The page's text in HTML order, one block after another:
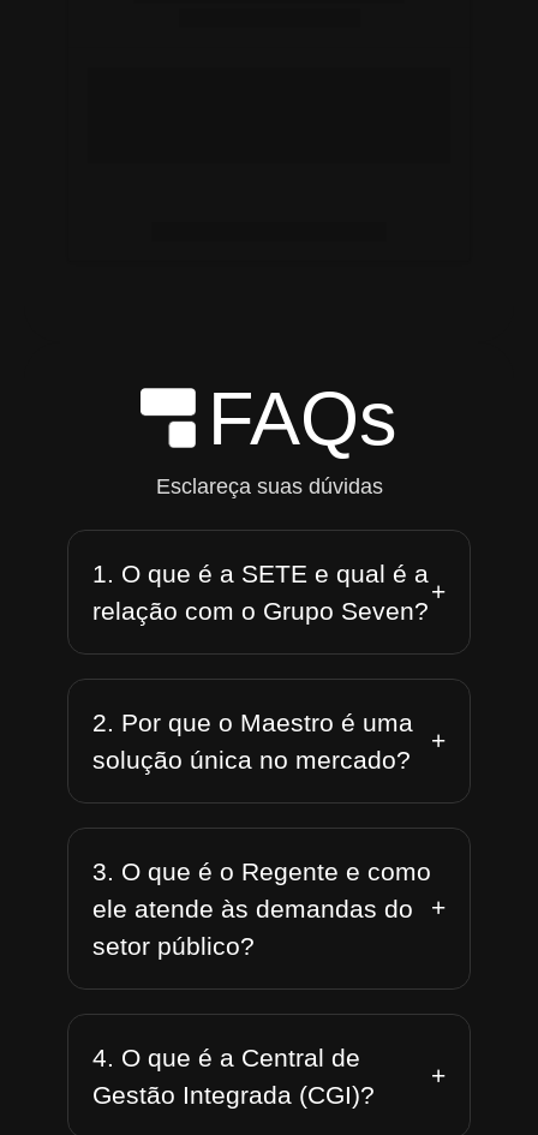
FAQs
Esclareça suas dúvidas
1. O que é a SETE e qual é a
relação com o Grupo Seven?
+
2. Por que o Maestro é uma
solução única no mercado?
+
3. O que é o Regente e como
ele atende às demandas do
setor público?
+
4. O que é a Central de
Gestão Integrada (CGI)?
+